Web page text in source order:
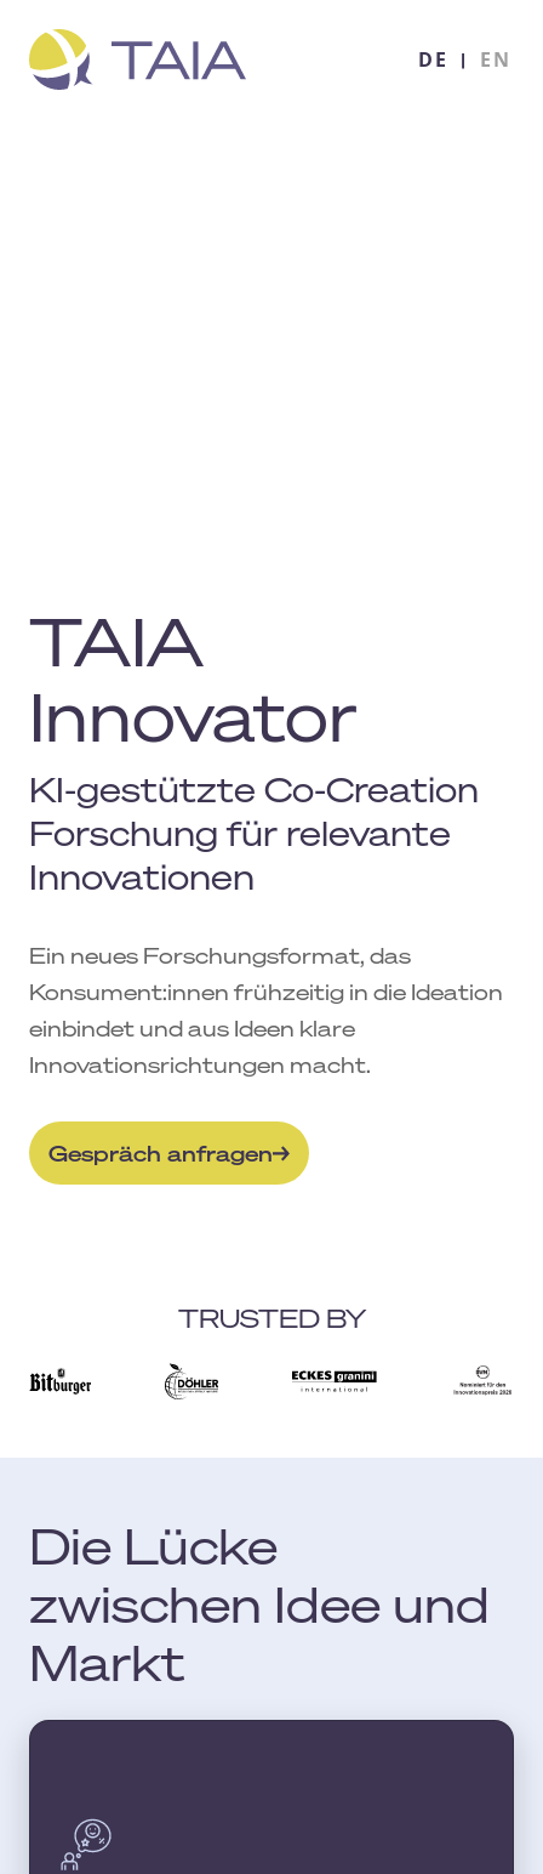
DE | EN
TAIA
Innovator
KI-gestützte Co-Creation
Forschung für relevante
Innovationen
Ein neues Forschungsformat, das
Konsument:innen frühzeitig in die Ideation
einbindet und aus Ideen klare
Innovationsrichtungen macht.
Gespräch anfragen
TRUSTED BY
Die Lücke
zwischen Idee und
Markt